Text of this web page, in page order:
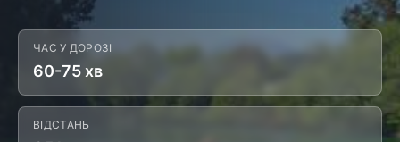
ЧАС У ДОРОЗІ
60-75 хв
ВІДСТАНЬ